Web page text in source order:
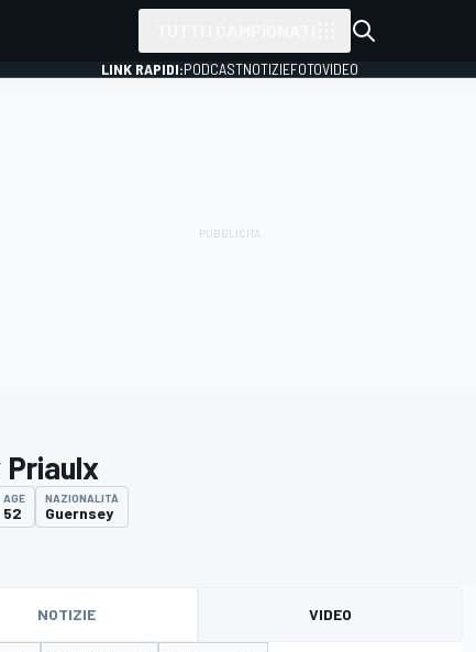
LINK RAPIDI:PODCASTNOTIZIEFOTOVIDEO
AGE
52
NAZIONALITÀ
Guernsey
NOTIZIE VIDEO